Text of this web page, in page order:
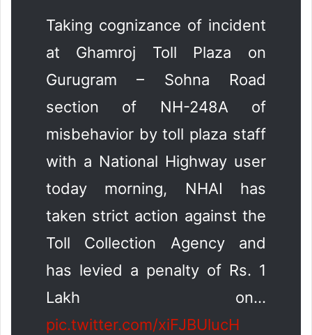
Taking cognizance of incident
at Ghamroj Toll Plaza on
Gurugram – Sohna Road
section of NH-248A of
misbehavior by toll plaza staff
with a National Highway user
today morning, NHAI has
taken strict action against the
Toll Collection Agency and
has levied a penalty of Rs. 1
Lakh on…
pic.twitter.com/xiFJBUlucH